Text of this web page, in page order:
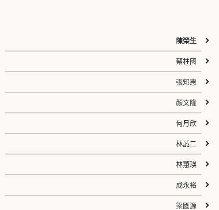
陳榮生
蔡柱國
張知惠
顏文隆
何月欣
林誠二
林蕙瑛
成永裕
梁國源